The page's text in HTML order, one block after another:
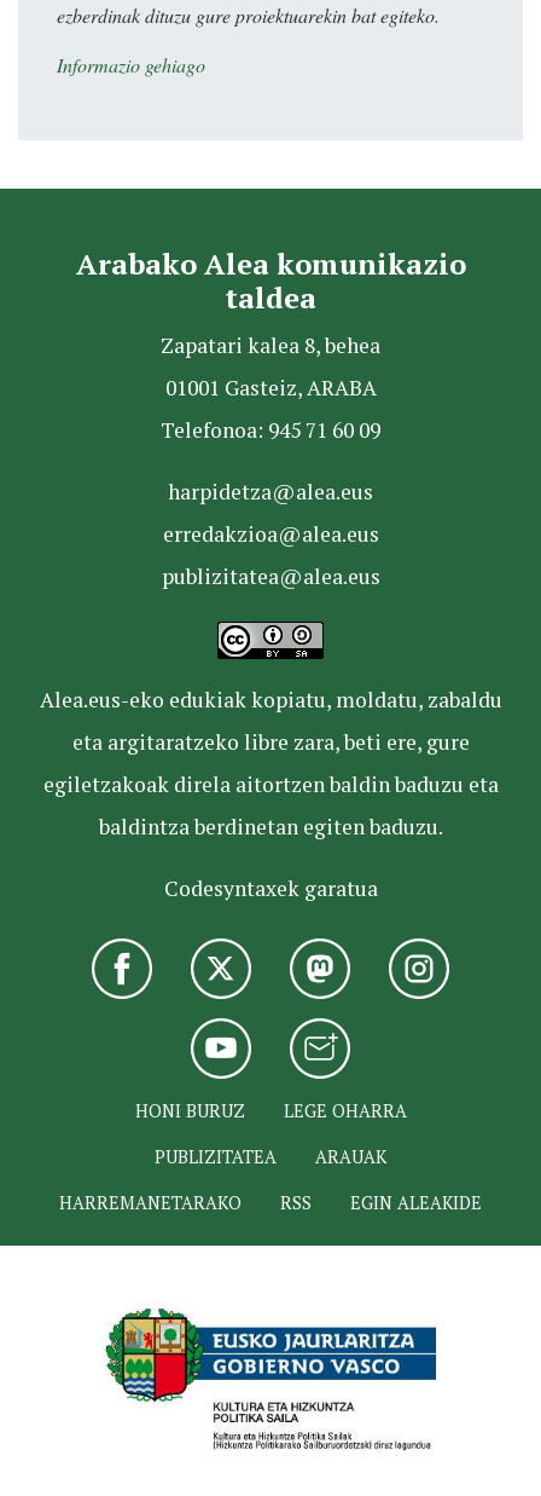
ezberdinak dituzu gure proiektuarekin bat egiteko.
Informazio gehiago
Arabako Alea komunikazio
taldea
Zapatari kalea 8, behea
01001 Gasteiz, ARABA
Telefonoa: 945 71 60 09
harpidetza@alea.eus
erredakzioa@alea.eus
publizitatea@alea.eus
Alea.eus-eko edukiak kopiatu, moldatu, zabaldu
eta argitaratzeko libre zara, beti ere, gure
egiletzakoak direla aitortzen baldin baduzu eta
baldintza berdinetan egiten baduzu.
Codesyntaxek garatua
HONI BURUZ
LEGE OHARRA
PUBLIZITATEA
ARAUAK
HARREMANETARAKO
RSS EGIN ALEAKIDE